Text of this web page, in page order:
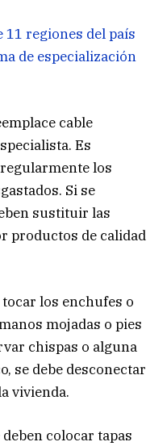
regiones del país
de especialización
cable
Es
los
Si se
sustituir las
productos de calidad
los enchufes o
mojadas o pies
chispas o alguna
se debe desconectar
vivienda.
colocar tapas